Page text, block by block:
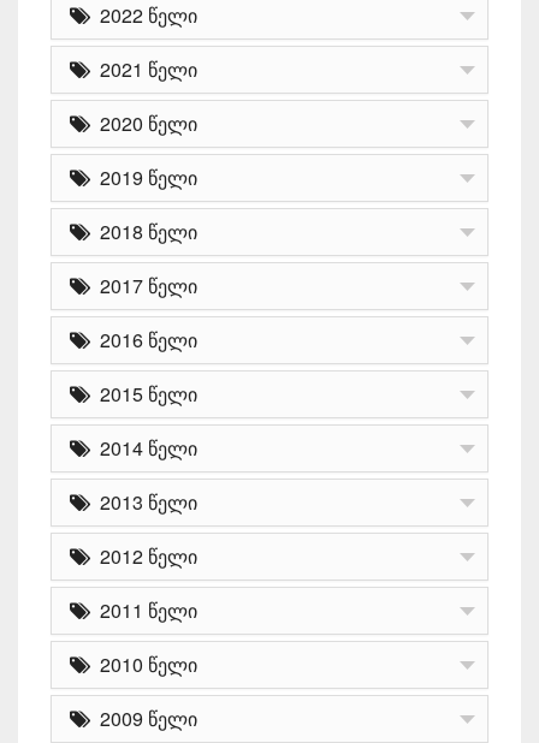
2022 წელი
2021 წელი
2020 წელი
2019 წელი
2018 წელი
2017 წელი
2016 წელი
2015 წელი
2014 წელი
2013 წელი
2012 წელი
2011 წელი
2010 წელი
2009 წელი